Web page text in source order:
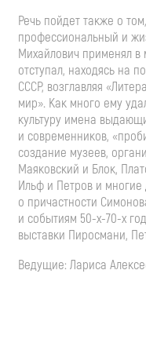
Речь пойдет также о
профессиональный и
Михайлович применял
отступал, находясь на
СССР, возглавляя
мир». Как много ему
культуру имена
и современников,
создание музеев,
Маяковский и Блок,
Ильф и Петров и
о причастности
и событиям 50-х-70-х
выставки Пиросмани,
Ведущие: Лариса